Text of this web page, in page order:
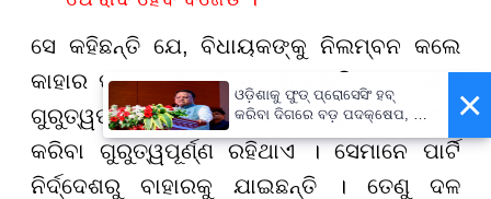
ସେ କହିଛନ୍ତି ଯେ, ବିଧାୟକଙ୍କୁ ନିଲମ୍ବନ କଲେ
କାହାର ଫାଇଦା ହୁଏ ? କାହାର କ୍ଷତି ହୁଏ ? ତାହା
ଗୁରୁତ୍ୱପୂର୍ଣ ନୁହେଁ । ବରଂ ଦଳୀୟ ଶୃଙ୍ଖଳା ଭଙ୍ଗ
କରିବା ଗୁରୁତ୍ୱପୂର୍ଣ୍ଣ ରହିଥାଏ । ସେମାନେ ପାର୍ଟି
ନିର୍ଦ୍ଦେଶରୁ ବାହାରକୁ ଯାଇଛନ୍ତି । ତେଣୁ ଦଳ
×
ଓଡ଼ିଶାକୁ ଫୁଡ୍ ପ୍ରୋସେସିଂ ହବ୍
କରିବା ଦିଗରେ ବଡ଼ ପଦକ୍ଷେପ, ୪୨
ହଜାରରୁ ଅଧିକ ନିଯୁକ୍ତି ସୁଯୋଗ